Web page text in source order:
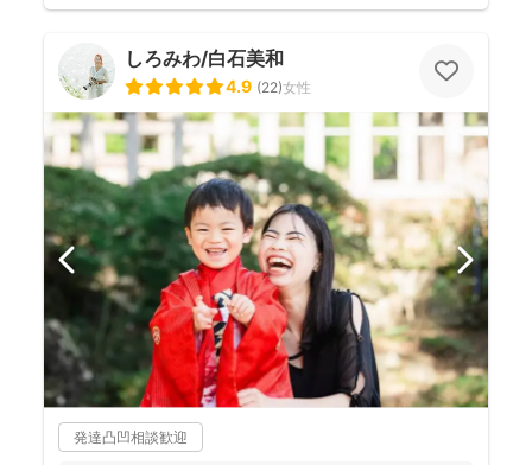
しろみわ/白石美和
4.9 (22)女性
発達凸凹相談歓迎